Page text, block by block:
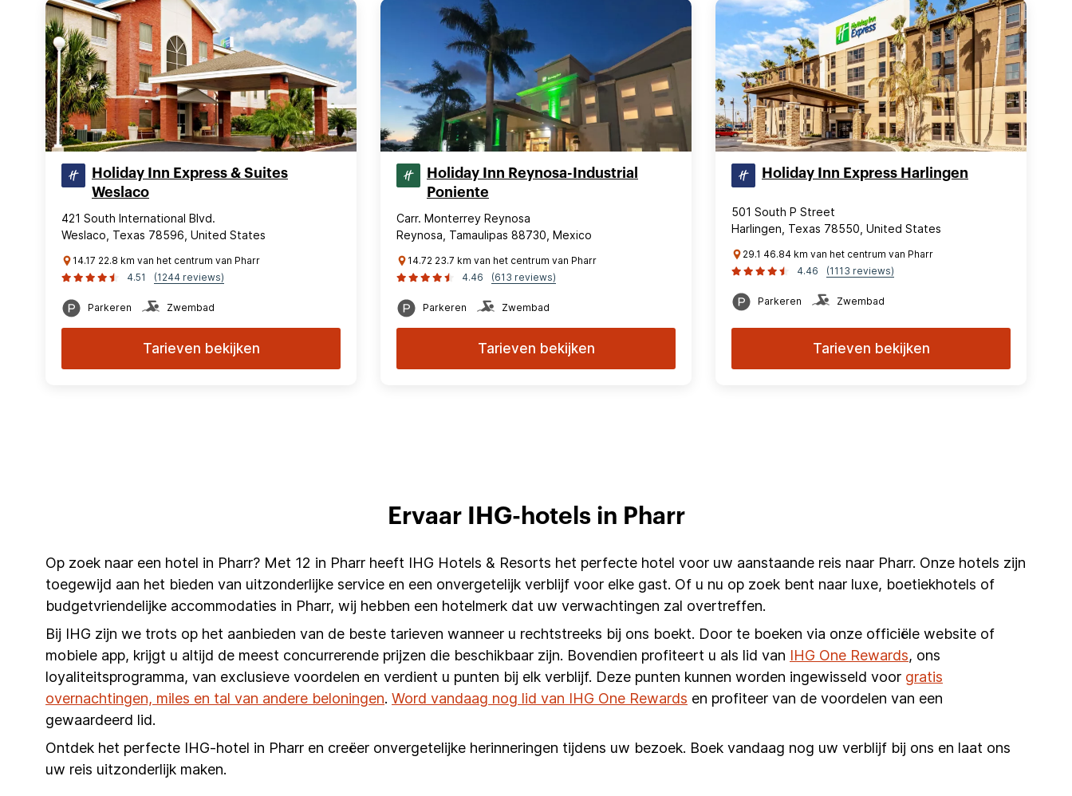
Holiday Inn Express & Suites
Weslaco
421 South International Blvd.
Weslaco, Texas 78596, United States
14.17 22.8 km van het centrum van Pharr
4.51
(1244 reviews)
Parkeren Zwembad
Tarieven bekijken
Holiday Inn Reynosa-Industrial
Poniente
Carr. Monterrey Reynosa
Reynosa, Tamaulipas 88730, Mexico
14.72 23.7 km van het centrum van Pharr
4.46
(613 reviews)
Parkeren Zwembad
Tarieven bekijken
Holiday Inn Express Harlingen
501 South P Street
Harlingen, Texas 78550, United States
29.1 46.84 km van het centrum van Pharr
4.46
(1113 reviews)
Parkeren Zwembad
Tarieven bekijken
Ervaar IHG-hotels in Pharr
Op zoek naar een hotel in Pharr? Met 12 in Pharr heeft IHG Hotels & Resorts het perfecte hotel voor uw aanstaande reis naar Pharr. Onze hotels zijn
toegewijd aan het bieden van uitzonderlijke service en een onvergetelijk verblijf voor elke gast. Of u nu op zoek bent naar luxe, boetiekhotels of
budgetvriendelijke accommodaties in Pharr, wij hebben een hotelmerk dat uw verwachtingen zal overtreffen.
Bij IHG zijn we trots op het aanbieden van de beste tarieven wanneer u rechtstreeks bij ons boekt. Door te boeken via onze officiële website of
mobiele app, krijgt u altijd de meest concurrerende prijzen die beschikbaar zijn. Bovendien profiteert u als lid van IHG One Rewards, ons
loyaliteitsprogramma, van exclusieve voordelen en verdient u punten bij elk verblijf. Deze punten kunnen worden ingewisseld voor gratis
overnachtingen, miles en tal van andere beloningen. Word vandaag nog lid van IHG One Rewards en profiteer van de voordelen van een
gewaardeerd lid.
Ontdek het perfecte IHG-hotel in Pharr en creëer onvergetelijke herinneringen tijdens uw bezoek. Boek vandaag nog uw verblijf bij ons en laat ons
uw reis uitzonderlijk maken.